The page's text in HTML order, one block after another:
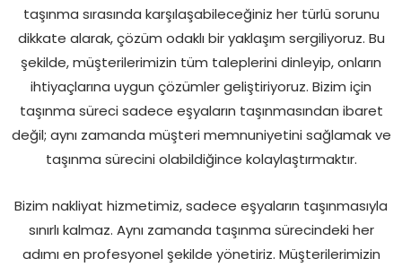
taşınma sırasında karşılaşabileceğiniz her türlü sorunu
dikkate alarak, çözüm odaklı bir yaklaşım sergiliyoruz. Bu
şekilde, müşterilerimizin tüm taleplerini dinleyip, onların
ihtiyaçlarına uygun çözümler geliştiriyoruz. Bizim için
taşınma süreci sadece eşyaların taşınmasından ibaret
değil; aynı zamanda müşteri memnuniyetini sağlamak ve
taşınma sürecini olabildiğince kolaylaştırmaktır.
Bizim nakliyat hizmetimiz, sadece eşyaların taşınmasıyla
sınırlı kalmaz. Aynı zamanda taşınma sürecindeki her
adımı en profesyonel şekilde yönetiriz. Müşterilerimizin